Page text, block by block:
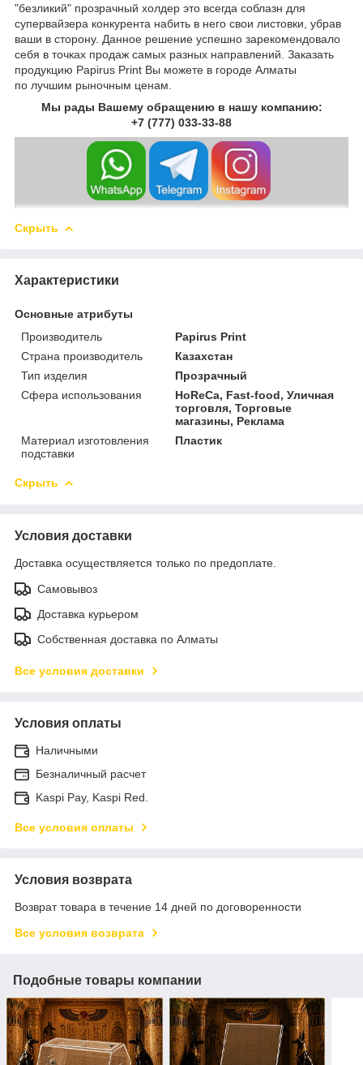
"безликий" прозрачный холдер это всегда соблазн для
супервайзера конкурента набить в него свои листовки, убрав
ваши в сторону. Данное решение успешно зарекомендовало
себя в точках продаж самых разных направлений. Заказать
продукцию Papirus Print Вы можете в городе Алматы
по лучшим рыночным ценам.
Мы рады Вашему обращению в нашу компанию:
+7 (777) 033-33-88
Скрыть
Характеристики
Основные атрибуты
Производитель
Papirus Print
Страна производитель
Казахстан
Тип изделия
Прозрачный
Сфера использования
HoReCa, Fast-food, Уличная
торговля, Торговые
магазины, Реклама
Материал изготовления
подставки
Пластик
Скрыть
Условия доставки
Доставка осуществляется только по предоплате.
Самовывоз
Доставка курьером
Собственная доставка по Алматы
Все условия доставки
Условия оплаты
Наличными
Безналичный расчет
Kaspi Pay, Kaspi Red.
Все условия оплаты
Условия возврата
Возврат товара в течение 14 дней по договоренности
Все условия возврата
Подобные товары компании